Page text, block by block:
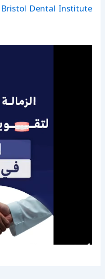
Bristol Dental Institute